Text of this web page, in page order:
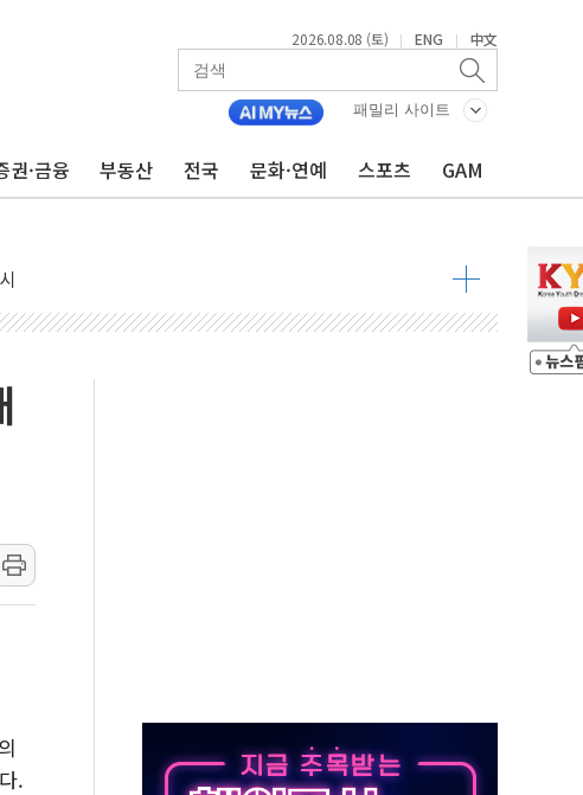
2026.08.08 (토) | ENG | 中文
패밀리 사이트
권·금융 부동산 전국 문화·연예 스포츠 GAM
전원 구조
보 발효
정청래 '격차 확대'
최고치
명" 요구
.